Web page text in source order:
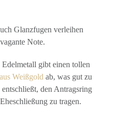
Glanzfugen verleihen
Note.
gibt einen tollen
Weißgold ab, was gut zu
den Antragsring
zu tragen.